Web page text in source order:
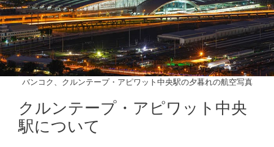
バンコク、クルンテープ・アピワット中央駅の夕暮れの航空写真
クルンテープ・アピワット中央
駅について